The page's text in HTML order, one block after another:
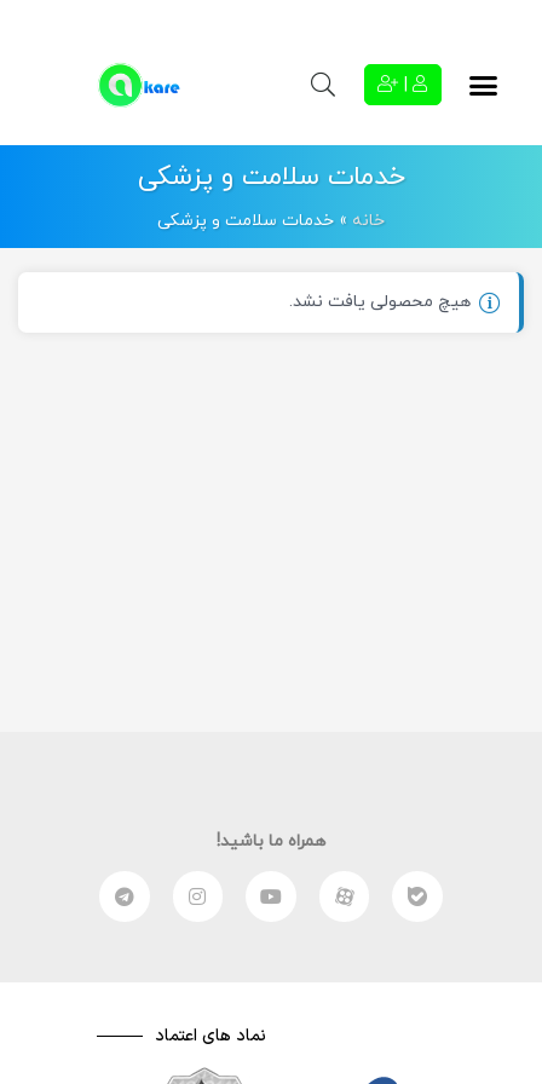
خدمات سلامت و پزشکی
خانه » خدمات سلامت و پزشکی
هیچ محصولی یافت نشد.
همراه ما باشید!
نماد های اعتماد